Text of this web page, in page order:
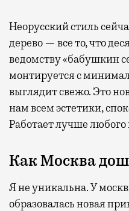
Неорусский стиль
дерево — все то, что
ведомству «бабушкин
монтируется с
выглядит свежо. Это
нам всем эстетики,
Работает лучше любого
Как Москва
Я не уникальна. У
образовалась новая